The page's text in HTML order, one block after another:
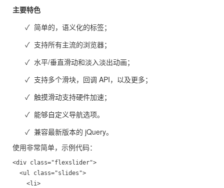
主要特色
✓ 简单的，语义化的标签；
✓ 支持所有主流的浏览器；
✓ 水平/垂直滑动和淡入淡出动画；
✓ 支持多个滑块，回调 API，以及更多；
✓ 触摸滑动支持硬件加速；
✓ 能够自定义导航选项。
✓ 兼容最新版本的 jQuery。
使用非常简单，示例代码：
<div class="flexslider">
  <ul class="slides">
    <li>